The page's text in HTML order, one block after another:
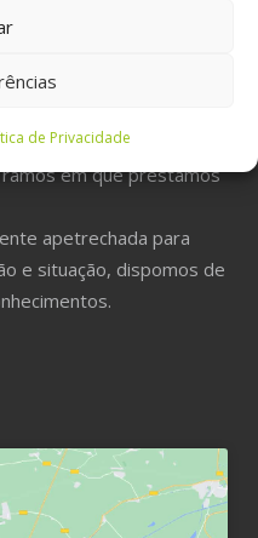
de Privacidade
longa experiência e
em que prestamos
apetrechada para
e situação, dispomos de